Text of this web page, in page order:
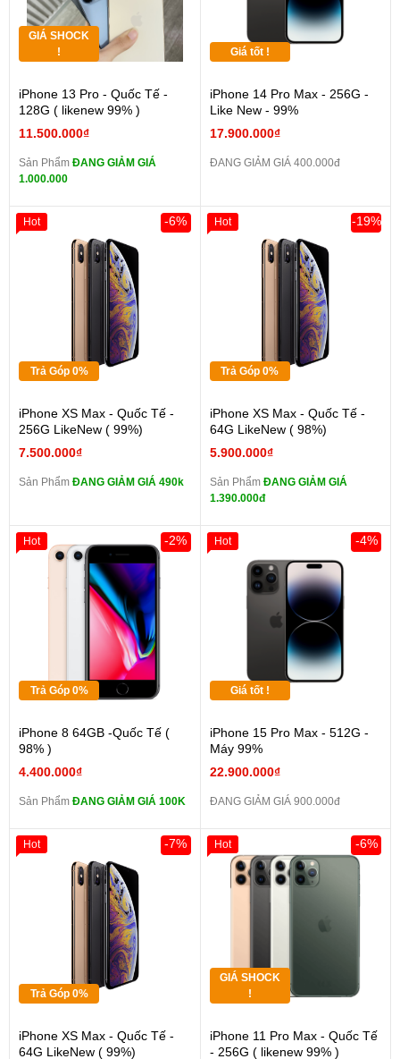
GIÁ SHOCK
!
iPhone 13 Pro - Quốc Tế -
128G ( likenew 99% )
11.500.000₫
Sản Phẩm ĐANG GIẢM GIÁ
1.000.000
Giá tốt !
iPhone 14 Pro Max - 256G -
Like New - 99%
17.900.000₫
ĐANG GIẢM GIÁ 400.000đ
Trả Góp 0%
iPhone XS Max - Quốc Tế -
256G LikeNew ( 99%)
7.500.000₫
-6%
Sản Phẩm ĐANG GIẢM GIÁ 490k
Hot
Trả Góp 0%
iPhone XS Max - Quốc Tế -
64G LikeNew ( 98%)
5.900.000₫
-19%
Sản Phẩm ĐANG GIẢM GIÁ
1.390.000đ
Hot
Trả Góp 0%
iPhone 8 64GB -Quốc Tế (
98% )
4.400.000₫
-2%
Sản Phẩm ĐANG GIẢM GIÁ 100K
Hot
Giá tốt !
iPhone 15 Pro Max - 512G -
Máy 99%
22.900.000₫
-4%
ĐANG GIẢM GIÁ 900.000đ
Hot
Trả Góp 0%
iPhone XS Max - Quốc Tế -
64G LikeNew ( 99%)
-7%
Hot
GIÁ SHOCK
!
iPhone 11 Pro Max - Quốc Tế
- 256G ( likenew 99% )
-6%
Hot